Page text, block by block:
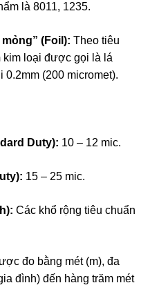
là 8011, 1235.
(Foil): Theo tiêu
kim loại được gọi là lá
(200 micromet).
Duty): 10 – 12 mic.
15 – 25 mic.
Các khổ rộng tiêu chuẩn
đo bằng mét (m), đa
đình) đến hàng trăm mét